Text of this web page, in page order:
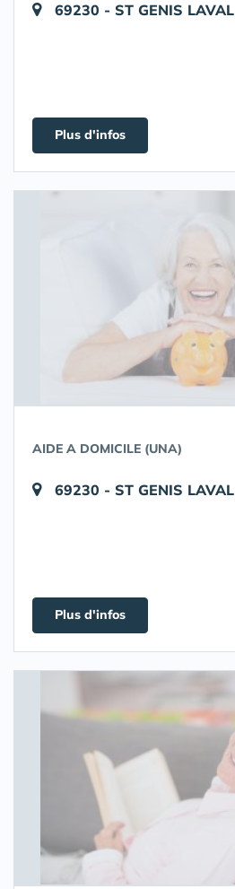
69230 - ST GENIS LAVAL
Plus d'infos
AIDE A DOMICILE (UNA)
69230 - ST GENIS LAVAL
Plus d'infos